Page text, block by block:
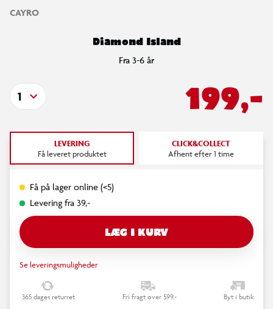
CAYRO
Diamond Island
Fra 3-6 år
199,-
1
LEVERING
Få leveret produktet
CLICK&COLLECT
Afhent efter 1 time
Få på lager online (<5)
Levering fra 39,-
LÆG I KURV
Se leveringsmuligheder
365 dages returret Fri fragt over 599,- Byt i butik